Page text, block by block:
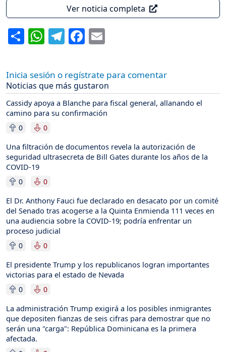
Ver noticia completa
ShareWhatsApp
Telegram
Facebook
Inicia sesión o regístrate para comentar
Noticias que más gustaron
Cassidy apoya a Blanche para fiscal general, allanando el
camino para su confirmación
0 0
Una filtración de documentos revela la autorización de
seguridad ultrasecreta de Bill Gates durante los años de la
COVID-19
0 0
El Dr. Anthony Fauci fue declarado en desacato por un comité
del Senado tras acogerse a la Quinta Enmienda 111 veces en
una audiencia sobre la COVID-19; podría enfrentar un
proceso judicial
0 0
El presidente Trump y los republicanos logran importantes
victorias para el estado de Nevada
0 0
La administración Trump exigirá a los posibles inmigrantes
que depositen fianzas de seis cifras para demostrar que no
serán una "carga": República Dominicana es la primera
afectada.